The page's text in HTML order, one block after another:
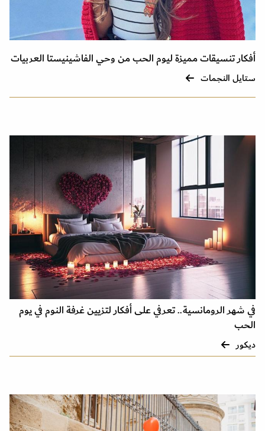
أفكار تنسيقات مميزة ليوم الحب من وحي الفاشينيستا العربيات
ستايل النجمات
في شهر الرومانسية.. تعرفي على أفكار لتزيين غرفة النوم في يوم
الحب
ديكور